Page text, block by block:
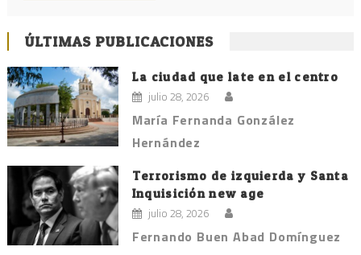
ÚLTIMAS PUBLICACIONES
La ciudad que late en el centro
julio 28, 2026
María Fernanda González
Hernández
Terrorismo de izquierda y Santa
Inquisición new age
julio 28, 2026
Fernando Buen Abad Domínguez